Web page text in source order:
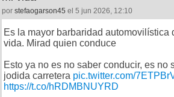
por stefaogarson45 el 5 jun 2026, 12:10
Es la mayor barbaridad automovilística
vida. Mirad quien conduce
Esto ya no es no saber conducir, es no
jodida carretera pic.twitter.com/
https://t.co/hRDMBNUYRD